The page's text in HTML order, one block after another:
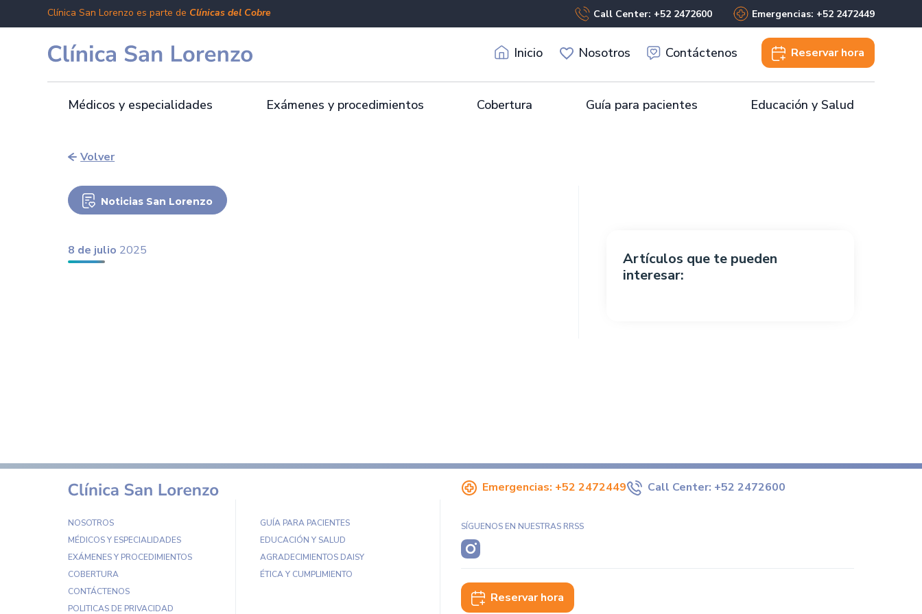
Clínica San Lorenzo es parte de Clínicas del Cobre Call Center: +52 2472600 Emergencias: +52 2472449
Inicio Nosotros Contáctenos Reservar hora
Médicos y especialidades Exámenes y procedimientos Cobertura Guía para pacientes Educación y Salud
Volver
Noticias San Lorenzo
8 de julio 2025
Artículos que te pueden
interesar:
NOSOTROS
MÉDICOS Y ESPECIALIDADES
EXÁMENES Y PROCEDIMIENTOS
COBERTURA
CONTÁCTENOS
POLITICAS DE PRIVACIDAD
GUÍA PARA PACIENTES
EDUCACIÓN Y SALUD
AGRADECIMIENTOS DAISY
ÉTICA Y CUMPLIMIENTO
Emergencias: +52 2472449 Call Center: +52 2472600
SÍGUENOS EN NUESTRAS RRSS
Reservar hora